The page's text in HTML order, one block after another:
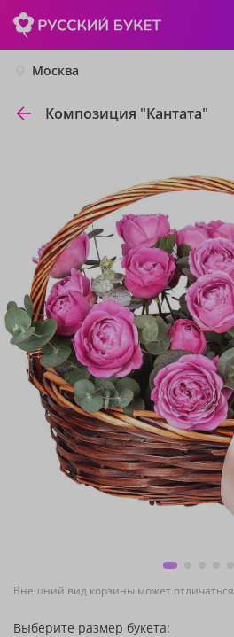
Москва
Композиция "Кантата"
Внешний вид корзины может отличаться
Выберите размер букета: